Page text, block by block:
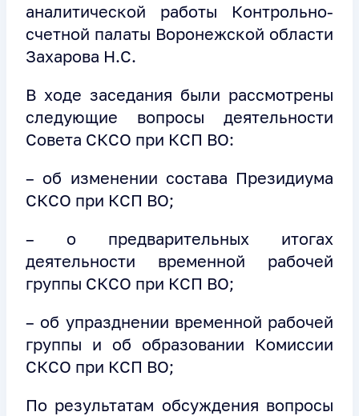
аналитической работы Контрольно-
счетной палаты Воронежской области
Захарова Н.С.
В ходе заседания были рассмотрены
следующие вопросы деятельности
Совета СКСО при КСП ВО:
– об изменении состава Президиума
СКСО при КСП ВО;
– о предварительных итогах
деятельности временной рабочей
группы СКСО при КСП ВО;
– об упразднении временной рабочей
группы и об образовании Комиссии
СКСО при КСП ВО;
По результатам обсуждения вопросы